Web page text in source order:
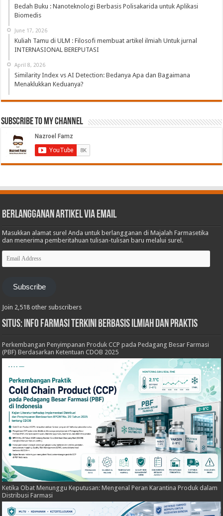
Bedah Buku : Nanoteknologi Berbasis Polisakarida untuk Aplikasi
Biomedis
June 17, 2026
Kuliah Tamu di ULM : Filosofi membuat artikel ilmiah Untuk jurnal
INTERNASIONAL BEREPUTASI
April 8, 2026
Similarity Index vs AI Detection: Bedanya Apa dan Bagaimana
Menaklukkan Keduanya?
Subscribe to My Channel
Berlangganan Artikel via Email
Masukkan alamat surel Anda untuk berlangganan di Majalah Farmasetika
dan menerima pemberitahuan tulisan-tulisan baru melalui surel.
Email
Address
Subscribe
Join 2,518 other subscribers
Situs: Info Farmasi Terkini Berbasis Ilmiah dan Praktis
Perkembangan Penyimpanan Produk CCP pada Pedagang Besar Farmasi
(PBF) Berdasarkan Ketentuan CDOB 2025
Ketika Obat Menunggu Keputusan: Mengenal Peran Karantina Produk dalam
Distribusi Farmasi